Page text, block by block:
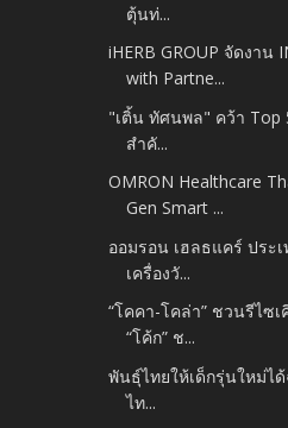
ตุ้นท่...
iHERB GROUP จัดงาน
with Partne...
"เติ้น ทัศนพล" คว้า Top
สำคั...
OMRON Healthcare
Gen Smart ...
ออมรอน เฮลธแคร์ ประ
เครื่องวั...
“โคคา-โคล่า” ชวนรีไซ
“โค้ก” ช...
พันธุ์ไทยให้เด็กรุ่นใหม่ไ
ไท...